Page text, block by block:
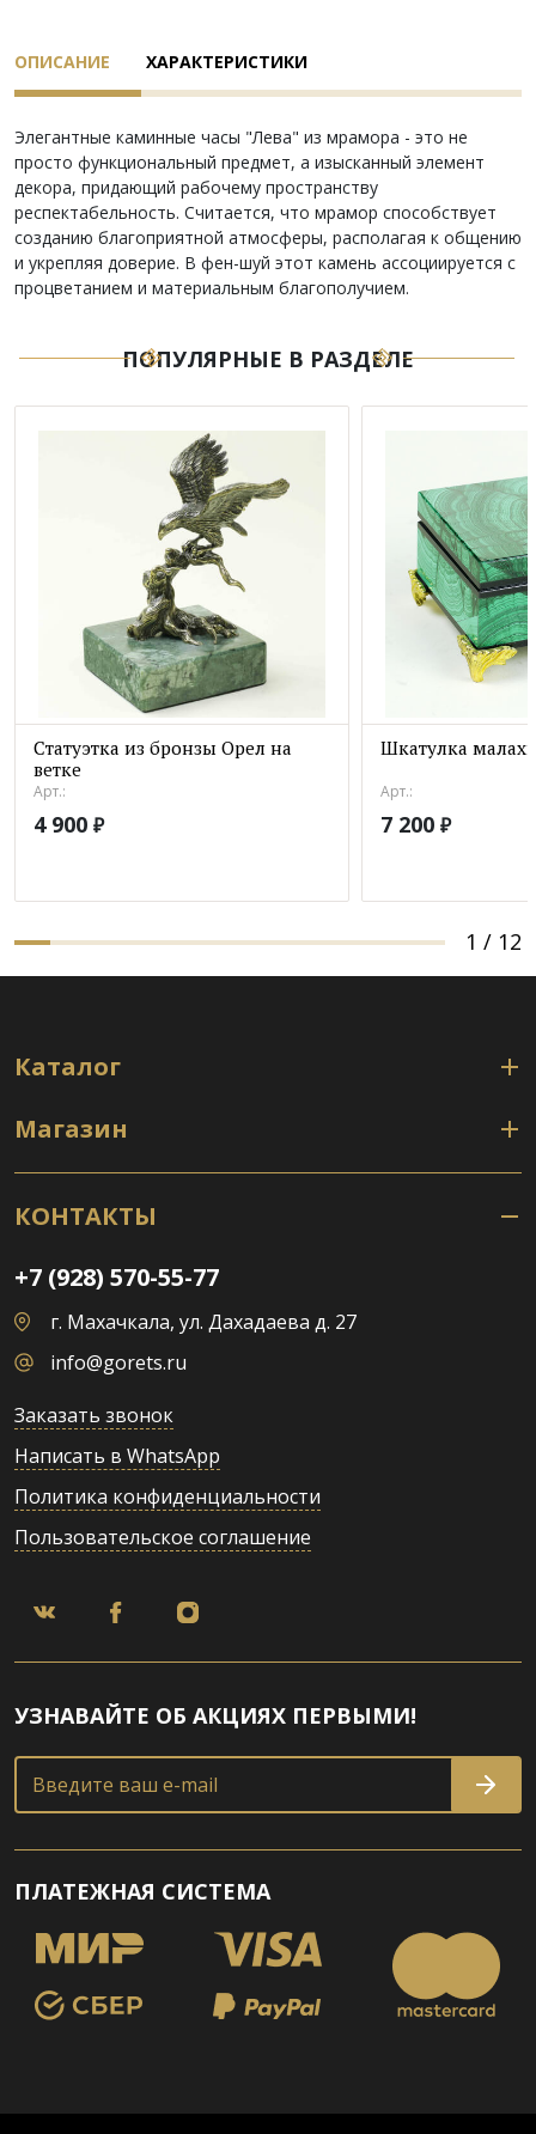
ОПИСАНИЕ ХАРАКТЕРИСТИКИ
Элегантные каминные часы "Лева" из мрамора - это не
просто функциональный предмет, а изысканный элемент
декора, придающий рабочему пространству
респектабельность. Считается, что мрамор способствует
созданию благоприятной атмосферы, располагая к общению
и укрепляя доверие. В фен-шуй этот камень ассоциируется с
процветанием и материальным благополучием.
ПОПУЛЯРНЫЕ В РАЗДЕЛЕ
Статуэтка из бронзы Орел на
ветке
Арт.:
4 900 ₽
Шкатулка
Арт.:
7 200 ₽
1 / 12
Каталог
Магазин
КОНТАКТЫ
+7 (928) 570-55-77
г. Махачкала, ул. Дахадаева д. 27
info@gorets.ru
Заказать звонок
Написать в WhatsApp
Политика конфиденциальности
Пользовательское соглашение
УЗНАВАЙТЕ ОБ АКЦИЯХ ПЕРВЫМИ!
Введите ваш e-mail
ПЛАТЕЖНАЯ СИСТЕМА